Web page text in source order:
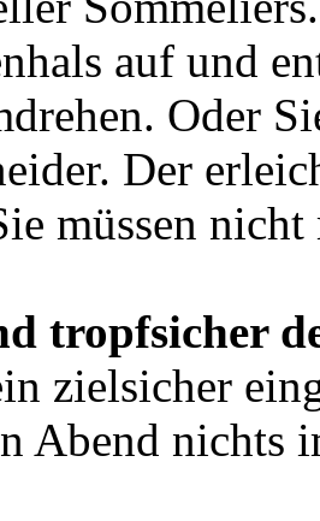
auf und
Oder
Der
müssen
tropfsicher
zielsicher
Abend nichts